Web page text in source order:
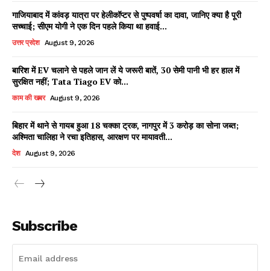
Facebook
X WhatsApp
Share
Read Latest News on AIN
गाजियाबाद में कांवड़ यात्रा पर हेलीकॉप्टर से पुष्पवर्षा का दावा, जानिए क्या है पूरी
सच्चाई; सीएम योगी ने एक दिन पहले किया था हवाई...
उत्तर प्रदेश August 9, 2026
बारिश में EV चलाने से पहले जान लें ये जरूरी बातें, 30 सेमी पानी भी हर हाल में
सुरक्षित नहीं; Tata Tiago EV को...
काम की खबर August 9, 2026
बिहार में थाने से गायब हुआ 18 चक्का ट्रक, नागपुर में 3 करोड़ का सोना जब्त;
अश्मिता चालिहा ने रचा इतिहास, आरक्षण पर मायावती...
देश August 9, 2026
Subscribe